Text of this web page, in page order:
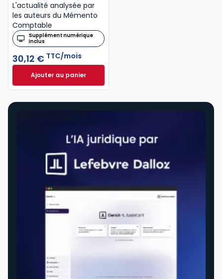
L'actualité analysée par
les auteurs du Mémento
Comptable
Supplément numérique
inclus
30,12 € TTC/mois
Ajouter au panierFeuillet Rapide Comptable à 30,12 €